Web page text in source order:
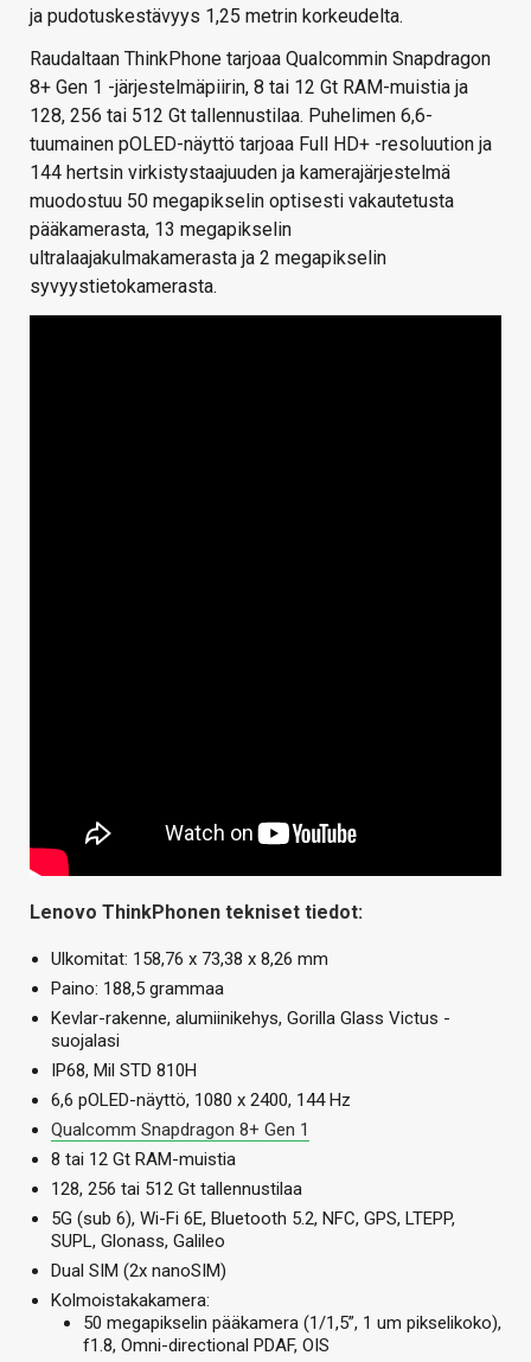
ja pudotuskestävyys 1,25 metrin korkeudelta.
Raudaltaan ThinkPhone tarjoaa Qualcommin Snapdragon
8+ Gen 1 -järjestelmäpiirin, 8 tai 12 Gt RAM-muistia ja
128, 256 tai 512 Gt tallennustilaa. Puhelimen 6,6-
tuumainen pOLED-näyttö tarjoaa Full HD+ -resoluution ja
144 hertsin virkistystaajuuden ja kamerajärjestelmä
muodostuu 50 megapikselin optisesti vakautetusta
pääkamerasta, 13 megapikselin
ultralaajakulmakamerasta ja 2 megapikselin
syvyystietokamerasta.
Lenovo ThinkPhonen tekniset tiedot:
Ulkomitat: 158,76 x 73,38 x 8,26 mm
Paino: 188,5 grammaa
Kevlar-rakenne, alumiinikehys, Gorilla Glass Victus -
suojalasi
IP68, Mil STD 810H
6,6 pOLED-näyttö, 1080 x 2400, 144 Hz
Qualcomm Snapdragon 8+ Gen 1
8 tai 12 Gt RAM-muistia
128, 256 tai 512 Gt tallennustilaa
5G (sub 6), Wi-Fi 6E, Bluetooth 5.2, NFC, GPS, LTEPP,
SUPL, Glonass, Galileo
Dual SIM (2x nanoSIM)
Kolmoistakakamera:
50 megapikselin pääkamera (1/1,5”, 1 um pikselikoko),
f1.8, Omni-directional PDAF, OIS